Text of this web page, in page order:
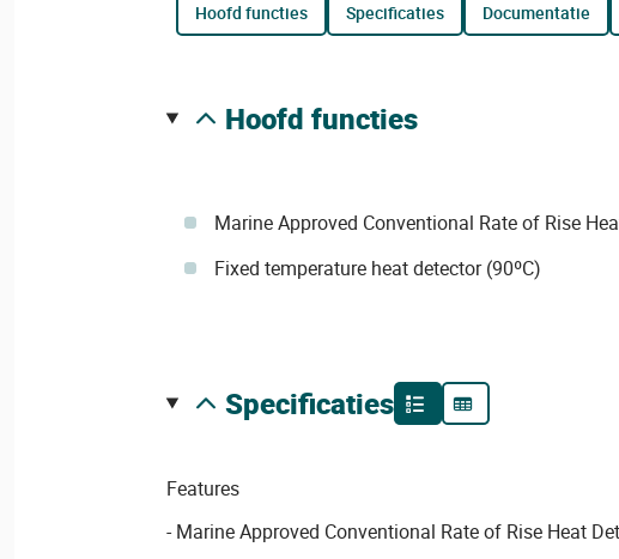
hoofd functies specificaties documentatie
hoofd functies
Marine Approved Conventional Rate of Rise
Fixed temperature heat detector (90ºC)
specificaties
Features
- Marine Approved Conventional Rate of Rise Heat